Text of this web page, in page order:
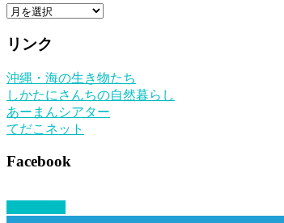
ア
カ
ブ
リンク
沖縄・海の生き物たち
しかたにさんちの自然暮らし
あーまんシアター
てだこネット
Facebook